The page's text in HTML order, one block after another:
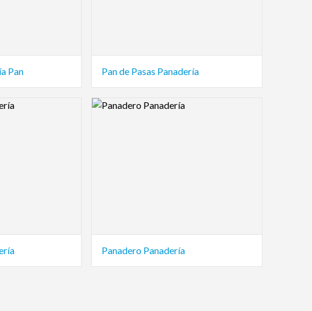
Pan Pan de Pasas Panadería
Logo Preview Image
Panadero Panadería